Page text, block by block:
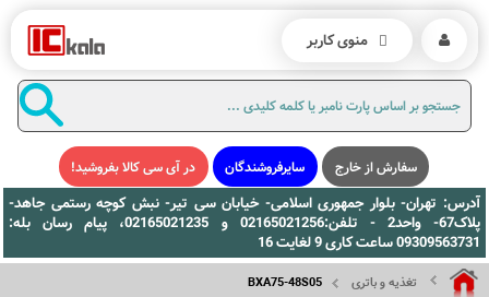
سفارش از خارج سایرفروشندگان در آی سی کالا بفروشید!
آدرس: تهران- بلوار جمهوری اسلامی- خیابان سی تیر- نبش کوچه رستمی جاهد-
پلاک67- واحد2 - تلفن:02165021256 و 02165021235، پیام رسان بله:
09309563731 ساعت کاری 9 لغایت 16
تغذیه و باتری BXA75-48S05
منوی کاربر